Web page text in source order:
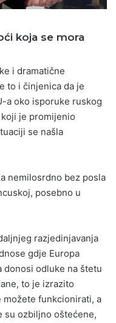
koja se mora
i dramatične
to i činjenica da je
a oko isporuke ruskog
je promijenio
se našla
nemilosrdno bez posla
posebno u
razjedinjavanja
gdje Europa
donosi odluke na štetu
to je izrazito
možete funkcionirati, a
su ozbiljno oštećene,